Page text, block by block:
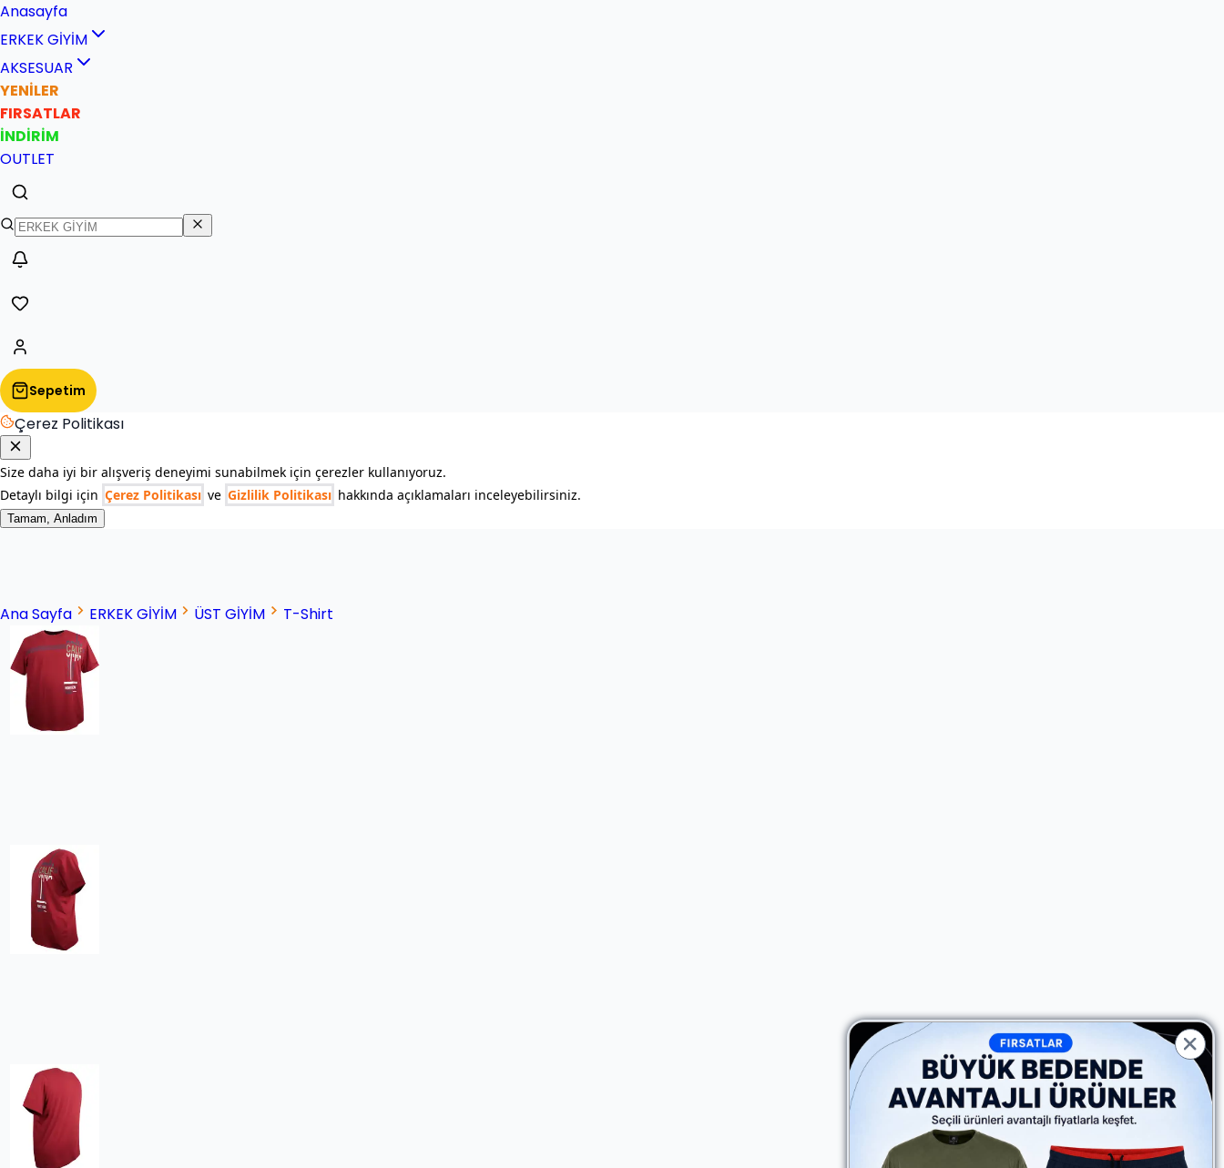
Anasayfa
ERKEK GİYİM
AKSESUAR
YENİLER
FIRSATLAR
İNDİRİM
OUTLET
Sepetim
Çerez Politikası
Size daha iyi bir alışveriş deneyimi sunabilmek için çerezler kullanıyoruz.
Detaylı bilgi için Çerez Politikası ve Gizlilik Politikası hakkında açıklamaları inceleyebilirsiniz.
Tamam, Anladım
Ana Sayfa ERKEK GİYİM ÜST GİYİM T-Shirt